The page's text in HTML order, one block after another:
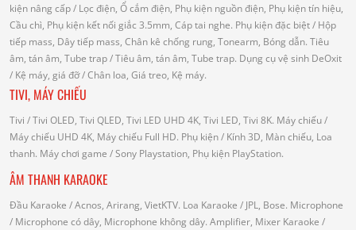
kiện nâng cấp/ Lọc điện, Ổ cắm điện, Phụ kiện nguồn điện, Phụ kiện tín hiệu,
Cầu chì, Phụ kiện kết nối giắc 3.5mm, Cáp tai nghe. Phụ kiện đặc biệt/ Hộp
tiếp mass, Dây tiếp mass, Chân kê chống rung, Tonearm, Bóng dẫn. Tiêu
âm, tán âm, Tube trap/ Tiêu âm, tán âm, Tube trap. Dụng cụ vệ sinh DeOxit
/ Kệ máy, giá đỡ/ Chân loa, Giá treo, Kệ máy.
TIVI, MÁY CHIẾU
Tivi / Tivi OLED, Tivi QLED, Tivi LED UHD 4K, Tivi LED, Tivi 8K. Máy chiếu/
Máy chiếu UHD 4K, Máy chiếu Full HD. Phụ kiện/ Kính 3D, Màn chiếu, Loa
thanh. Máy chơi game / Sony Playstation, Phụ kiện PlayStation.
ÂM THANH KARAOKE
Đầu Karaoke / Acnos, Arirang, VietKTV. Loa Karaoke / JPL, Bose. Microphone
/ Microphone có dây, Microphone không dây. Amplifier, Mixer Karaoke /